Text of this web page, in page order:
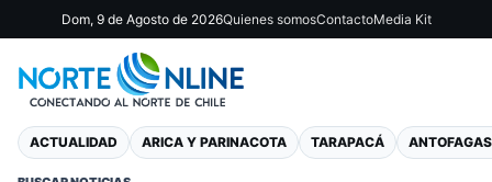
Dom, 9 de Agosto de 2026Quienes somosContactoMedia Kit
ACTUALIDAD ARICA Y PARINACOTA TARAPACÁ